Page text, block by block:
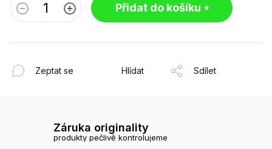
Přidat do košíku
Zeptat se Hlídat Sdílet
Záruka originality
produkty pečlivě kontrolujeme